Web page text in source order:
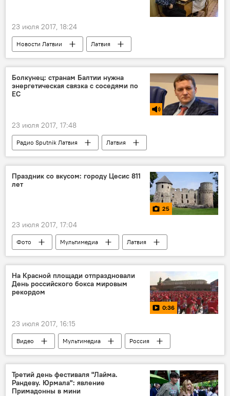
23 июля 2017, 18:24
Новости Латвии
Латвия
Анда Чакша
Латвийская ассоциация семейных врачей
Минздрав Латвии
семейные врачи
Болкунец: странам Балтии нужна
энергетическая связка с соседями по
ЕС
23 июля 2017, 17:48
Радио Sputnik Латвия
Латвия
Литва
Эстония
Финляндия
Дмитрий Болкунец
Арвилс Ашераденс
газ
Праздник со вкусом: городу Цесис 811
лет
25
23 июля 2017, 17:04
Фото Мультимедиа
Латвия
Цесис
фестиваль
праздник
День города
На Красной площади отпраздновали
День российского бокса мировым
рекордом
0:36
23 июля 2017, 16:15
Видео Мультимедиа
Россия
Москва
День российского бокса
тренировка
Третий день фестиваля "Лайма.
Рандеву. Юрмала": явление
Примадонны в мини